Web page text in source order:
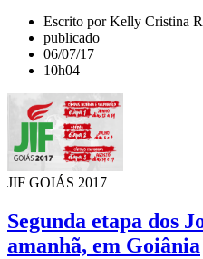
Escrito por Kelly Cristina
publicado
06/07/17
10h04
JIF GOIÁS 2017
Segunda etapa dos
amanhã, em Goiânia